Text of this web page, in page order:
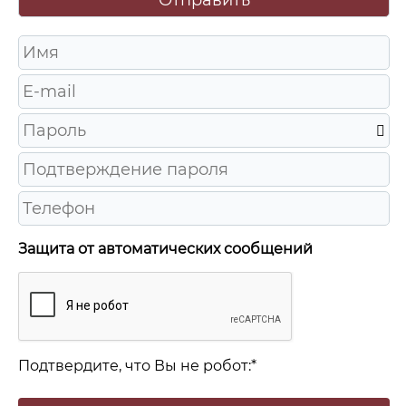
Защита от автоматических сообщений
Подтвердите, что Вы не робот:*